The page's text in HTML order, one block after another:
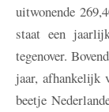
uitwonende
staat een
tegenover.
jaar, afhankelijk
beetje